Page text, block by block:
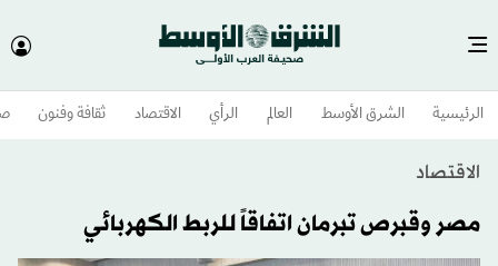
الرئيسية الشرق الأوسط​ العالم الرأي الاقتصاد ثقافة وفنون
الاقتصاد
مصر وقبرص تبرمان اتفاقاً للربط الكهربائي